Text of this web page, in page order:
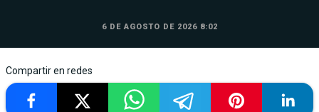
6 DE AGOSTO DE 2026 8:02
Compartir en redes